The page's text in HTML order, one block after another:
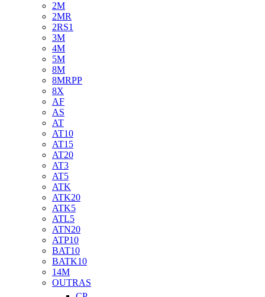
2M
2MR
2RS1
3M
4M
5M
8M
8MRPP
8X
AF
AS
AT
AT10
AT15
AT20
AT3
AT5
ATK
ATK20
ATK5
ATL5
ATN20
ATP10
BAT10
BATK10
14M
OUTRAS